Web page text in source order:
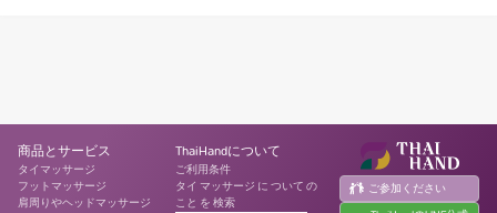
商品とサービス
タイマッサージ
フットマッサージ
肩周りやヘッドマッサージ
ThaiHandについて
ご利用条件
タイ マッサージ に ついて の
こと を 検索
ご参加ください